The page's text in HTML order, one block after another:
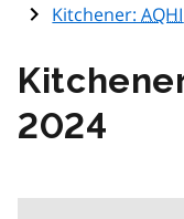
Kitchener:AQHI
2024